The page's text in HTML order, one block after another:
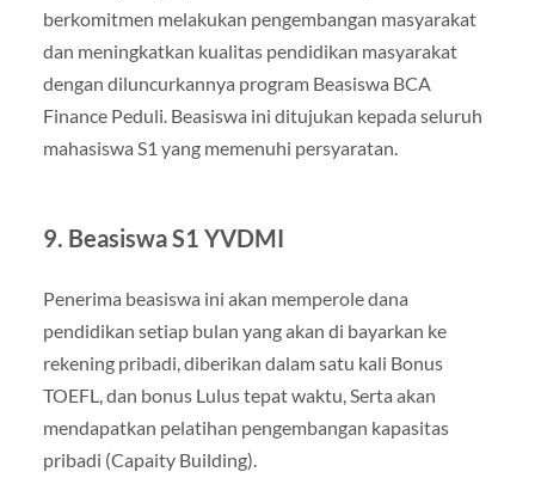
berkomitmen melakukan pengembangan masyarakat
dan meningkatkan kualitas pendidikan masyarakat
dengan diluncurkannya program Beasiswa BCA
Finance Peduli. Beasiswa ini ditujukan kepada seluruh
mahasiswa S1 yang memenuhi persyaratan.
9. Beasiswa S1 YVDMI
Penerima beasiswa ini akan memperole dana
pendidikan setiap bulan yang akan di bayarkan ke
rekening pribadi, diberikan dalam satu kali Bonus
TOEFL, dan bonus Lulus tepat waktu, Serta akan
mendapatkan pelatihan pengembangan kapasitas
pribadi (Capaity Building).